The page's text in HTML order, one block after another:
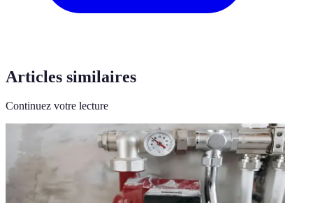
Articles similaires
Continuez votre lecture